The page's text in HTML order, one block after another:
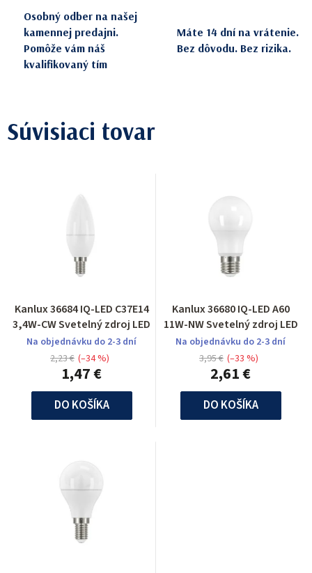
Osobný odber na našej
kamennej predajni.
Pomôže vám náš
kvalifikovaný tím
Máte 14 dní na vrátenie.
Bez dôvodu. Bez rizika.
Súvisiaci tovar
Kanlux 36684 IQ-LED C37E14
3,4W-CW Svetelný zdroj LED
Na objednávku do 2-3 dní
1,47 €
2,23 € (–34 %)
DO KOŠÍKA
Kanlux 36680 IQ-LED A60
11W-NW Svetelný zdroj LED
Na objednávku do 2-3 dní
2,61 €
3,95 € (–33 %)
DO KOŠÍKA